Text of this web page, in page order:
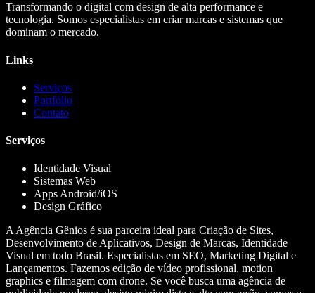
Transformando o digital com design de alta performance e
tecnologia. Somos especialistas em criar marcas e sistemas que
dominam o mercado.
Links
Serviços
Portfólio
Contato
Serviços
Identidade Visual
Sistemas Web
Apps Android/iOS
Design Gráfico
A Agência Gênios é sua parceira ideal para Criação de Sites,
Desenvolvimento de Aplicativos, Design de Marcas, Identidade
Visual em todo Brasil. Especialistas em SEO, Marketing Digital e
Lançamentos. Fazemos edição de vídeo profissional, motion
graphics e filmagem com drone. Se você busca uma agência de